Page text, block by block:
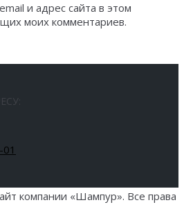
и адрес сайта в этом
моих комментариев.
компании «Шампур». Все права